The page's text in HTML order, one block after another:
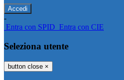
-
Entra con SPID Entra con CIE
Seleziona utente
button close ×